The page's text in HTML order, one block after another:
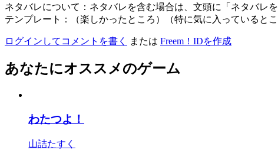
ネタバレについて：ネタバレを含む場合は、文頭に「ネタバレ
テンプレート：（楽しかったところ）（特に気に入っていると
ログインしてコメントを書く または Freem！IDを作成
あなたにオススメのゲーム
わたつよ！
山詰たすく